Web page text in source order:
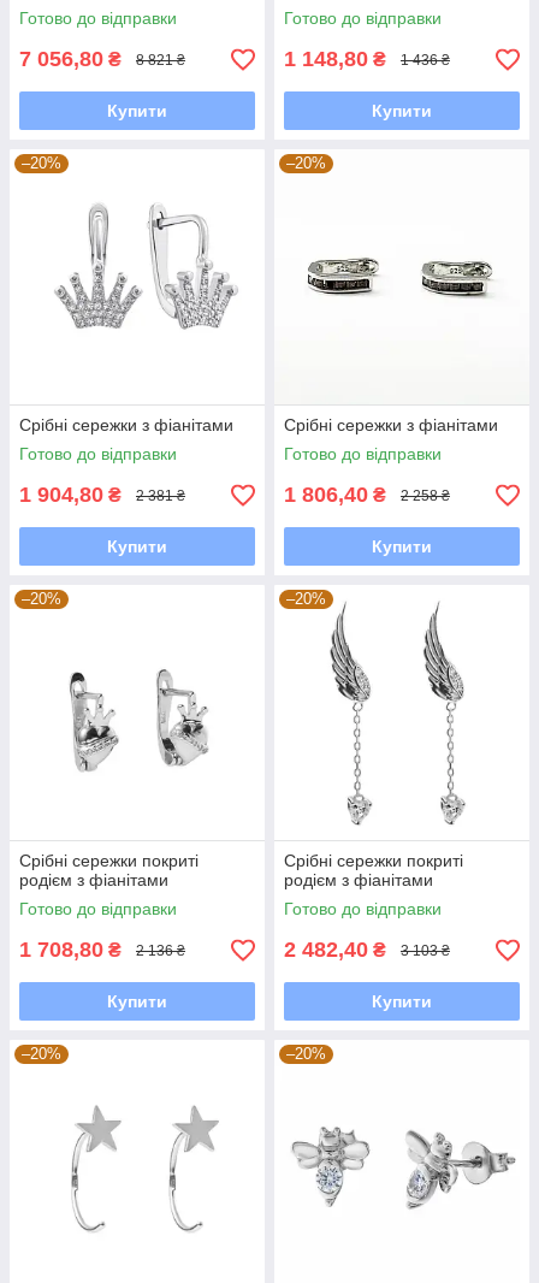
Готово до відправки
7 056,80 ₴ 8 821 ₴
Купити
Готово до відправки
1 148,80 ₴ 1 436 ₴
Купити
–20%
Срібні сережки з фіанітами
Готово до відправки
1 904,80 ₴ 2 381 ₴
Купити
–20%
Срібні сережки з фіанітами
Готово до відправки
1 806,40 ₴ 2 258 ₴
Купити
–20%
Срібні сережки покриті
родієм з фіанітами
Готово до відправки
1 708,80 ₴ 2 136 ₴
Купити
–20%
Срібні сережки покриті
родієм з фіанітами
Готово до відправки
2 482,40 ₴ 3 103 ₴
Купити
–20% –20%